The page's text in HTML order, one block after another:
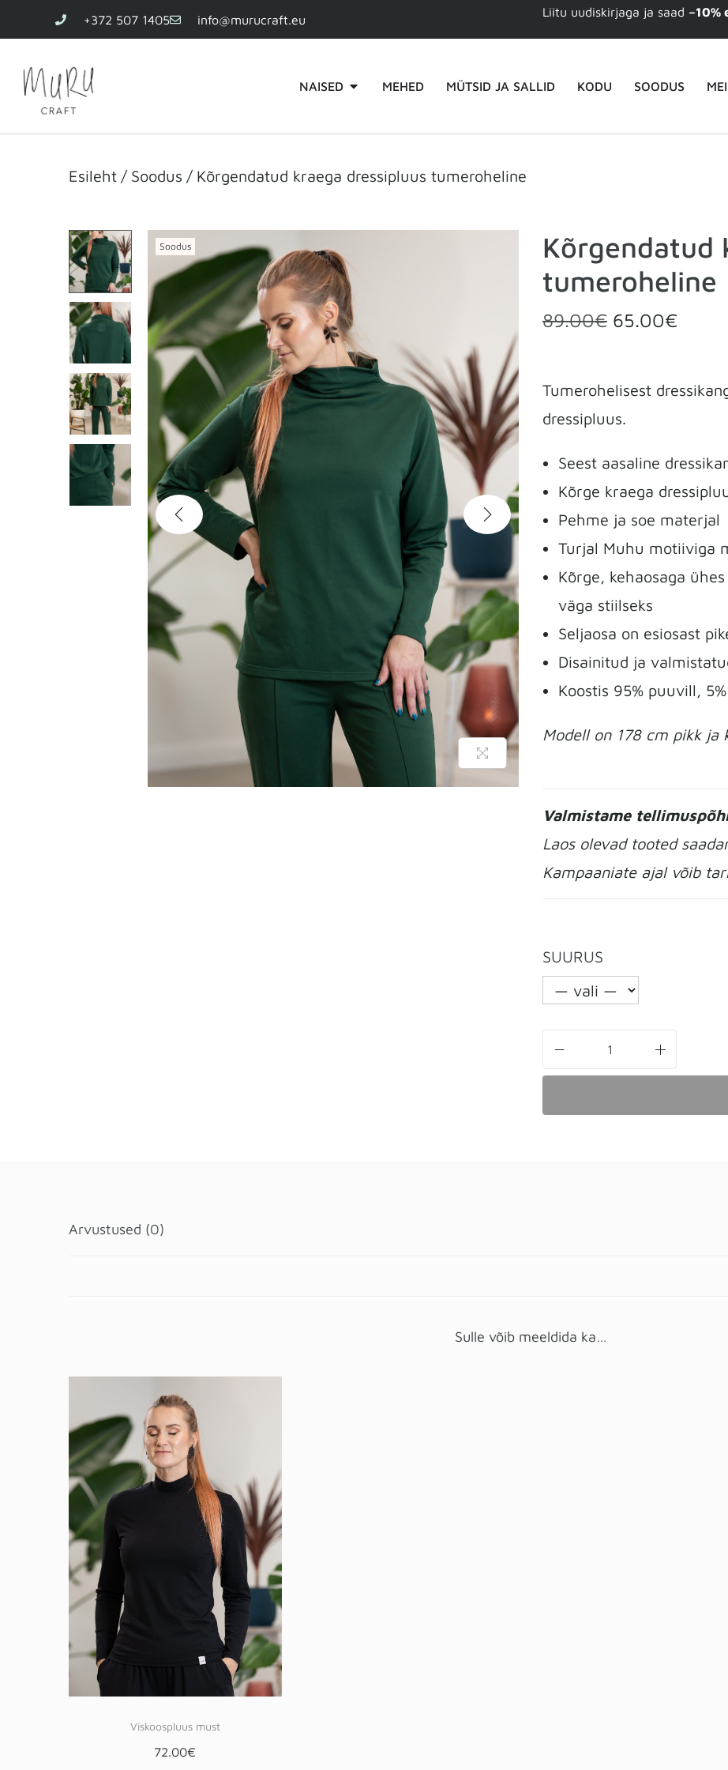
+372 507 1405 info@murucraft.eu
Liitu uudiskirjaga ja saad –10%
NAISED MEHED MÜTSID JA SALLID KODU SOODUS
Esileht / Soodus / Kõrgendatud kraega dressipluus tumeroheline
Soodus
Kõrgendatud
tumeroheline
89.00€ 65.00€
Tumerohelisest
dressipluus.
Seest aasaline
Kõrge kraega
Pehme ja soe materjal
Turjal Muhu motiiviga
Kõrge, kehaosaga
väga stiilseks
Seljaosa on esiosast
Disainitud ja
Koostis 95% puuvill,
Modell on 178 cm pikk ja
Valmistame
Laos olevad tooted
Kampaaniate ajal võib
SUURUS
Arvustused (0)
Sulle võib meeldida ka…
Viskoospluus must
72.00€